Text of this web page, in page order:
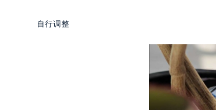
福州市鼓楼区五四路128-1号恒
成都市锦江区人民东路6号SAC
重庆市江北区观音桥步行街2号
长沙市芙蓉区定王台街道建湘路
郑州市二七区铭功路10号华润大
自行调整